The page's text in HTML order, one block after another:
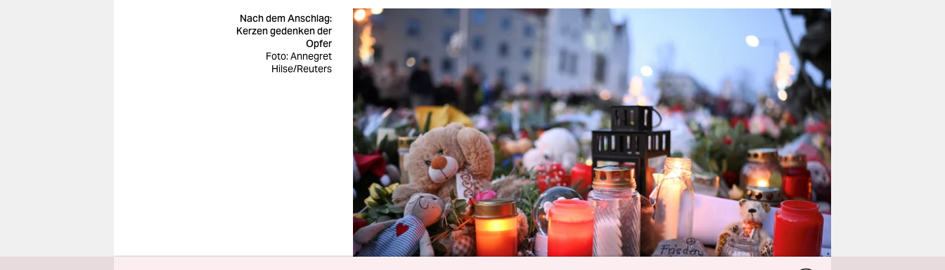
Nach dem Anschlag:
Kerzen gedenken der
Opfer
Foto: Annegret
Hilse/Reuters